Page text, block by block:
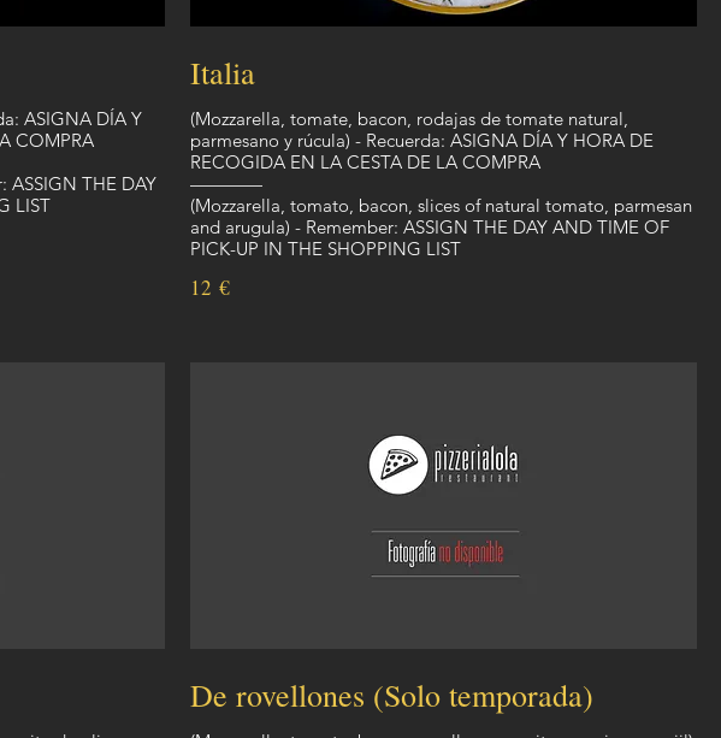
ASIGNA DÍA Y
COMPRA
ASSIGN THE DAY
LIST
Italia
(Mozzarella, tomate, bacon, rodajas de tomate natural,
parmesano y rúcula) - Recuerda: ASIGNA DÍA Y HORA DE
RECOGIDA EN LA CESTA DE LA COMPRA
————
(Mozzarella, tomato, bacon, slices of natural tomato, parmesan
and arugula) - Remember: ASSIGN THE DAY AND TIME OF
PICK-UP IN THE SHOPPING LIST
12 €
De rovellones (Solo temporada)